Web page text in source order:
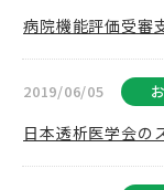
病院機能評価受審
2019/06/05
日本透析医学会の